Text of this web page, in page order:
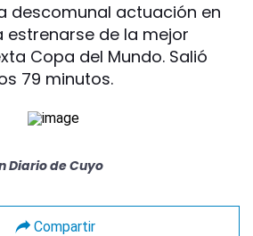
descomunal actuación en
estrenarse de la mejor
Copa del Mundo. Salió
79 minutos.
Diario de Cuyo
Compartir